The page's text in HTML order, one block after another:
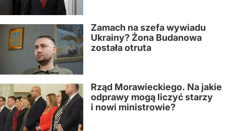
Zamach na szefa wywiadu
Ukrainy? Żona Budanowa
została otruta
Rząd Morawieckiego. Na jakie
odprawy mogą liczyć starzy
i nowi ministrowie?